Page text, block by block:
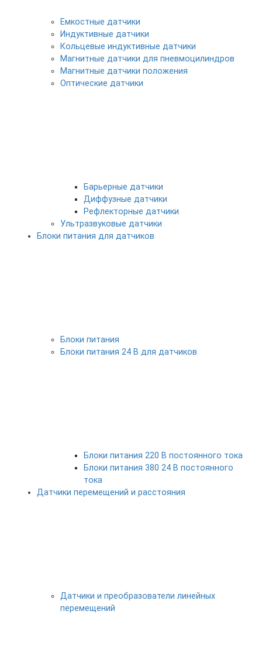
Емкостные датчики
Индуктивные датчики
Кольцевые индуктивные датчики
Магнитные датчики для пневмоцилиндров
Магнитные датчики положения
Оптические датчики
Барьерные датчики
Диффузные датчики
Рефлекторные датчики
Ультразвуковые датчики
Блоки питания для датчиков
Блоки питания
Блоки питания 24 В для датчиков
Блоки питания 220 В постоянного тока
Блоки питания 380 24 В постоянного
тока
Датчики перемещений и расстояния
Датчики и преобразователи линейных
перемещений